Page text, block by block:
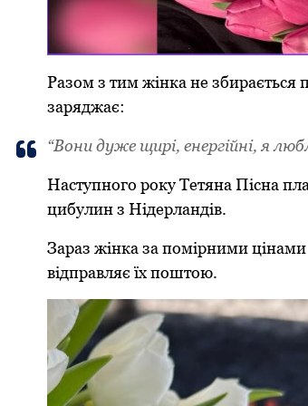
Разом з тим жінка не збирається
заряджає:
“Вони дуже щирі, енергійні, я
Наступного року Тетяна Пісна
цибулин з Нідерландів.
Зараз жінка за помірними
відправляє їх поштою.